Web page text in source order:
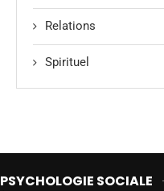
Relations
Spirituel
PSYCHOLOGIE SOCIALE